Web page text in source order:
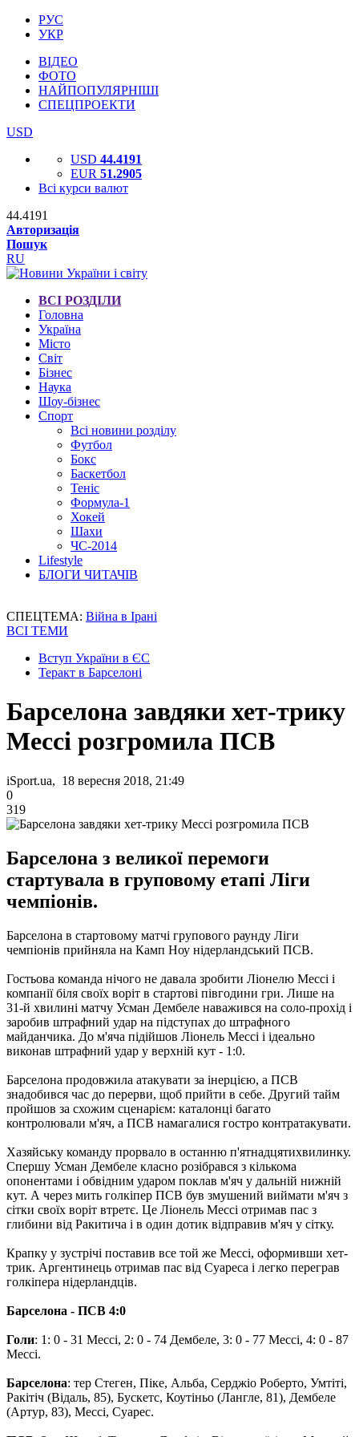
РУС
УКР
ВІДЕО
ФОТО
НАЙПОПУЛЯРНІШІ
СПЕЦПРОЕКТИ
USD
USD 44.4191
EUR 51.2905
Всі курси валют
44.4191
Авторизація
Пошук
RU
ВСІ РОЗДІЛИ
Головна
Україна
Місто
Світ
Бізнес
Наука
Шоу-бізнес
Спорт
Всі новини розділу
Футбол
Бокс
Баскетбол
Теніс
Формула-1
Хокей
Шахи
ЧС-2014
Lifestyle
БЛОГИ ЧИТАЧІВ
СПЕЦТЕМА: Війна в Ірані
ВСІ ТЕМИ
Вступ України в ЄС
Теракт в Барселоні
Барселона завдяки хет-трику
Мессі розгромила ПСВ
iSport.ua, 18 вересня 2018, 21:49
0
319
Барселона з великої перемоги
стартувала в груповому етапі Ліги
чемпіонів.
Барселона в стартовому матчі групового раунду Ліги
чемпіонів прийняла на Камп Ноу нідерландський ПСВ.
Гостьова команда нічого не давала зробити Ліонелю Мессі і
компанії біля своїх воріт в стартові півгодини гри. Лише на
31-й хвилині матчу Усман Дембеле наважився на соло-прохід і
заробив штрафний удар на підступах до штрафного
майданчика. До м'яча підійшов Ліонель Мессі і ідеально
виконав штрафний удар у верхній кут - 1:0.
Барселона продовжила атакувати за інерцією, а ПСВ
знадобився час до перерви, щоб прийти в себе. Другий тайм
пройшов за схожим сценарієм: каталонці багато
контролювали м'яч, а ПСВ намагалися гостро контратакувати.
Хазяйську команду прорвало в останню п'ятнадцятихвилинку.
Спершу Усман Дембеле класно розібрався з кількома
опонентами і обвідним ударом поклав м'яч у дальній нижній
кут. А через мить голкіпер ПСВ був змушений виймати м'яч з
сітки своїх воріт втретє. Це Ліонель Мессі отримав пас з
глибини від Ракитича і в один дотик відправив м'яч у сітку.
Крапку у зустрічі поставив все той же Мессі, оформивши хет-
трик. Аргентинець отримав пас від Суареса і легко переграв
голкіпера нідерландців.
Барселона - ПСВ 4:0
Голи: 1: 0 - 31 Мессі, 2: 0 - 74 Дембеле, 3: 0 - 77 Мессі, 4: 0 - 87
Мессі.
Барселона: тер Стеген, Піке, Альба, Серджіо Роберто, Умтіті,
Ракітіч (Відаль, 85), Бускетс, Коутіньо (Лангле, 81), Дембеле
(Артур, 83), Мессі, Суарес.